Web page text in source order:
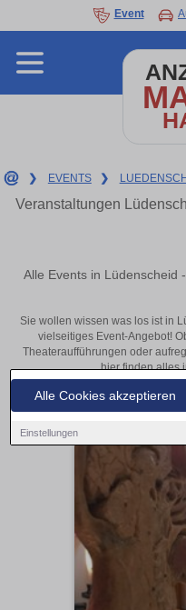
Alle Cookies akzeptieren
Einstellungen
Event
❯ EVENTS ❯
Veranstaltungen
Alle Events in Lüdenscheid
Sie wollen wissen was los ist in
vielseitiges Event-Angebot!
Theateraufführungen oder
hier finden alles